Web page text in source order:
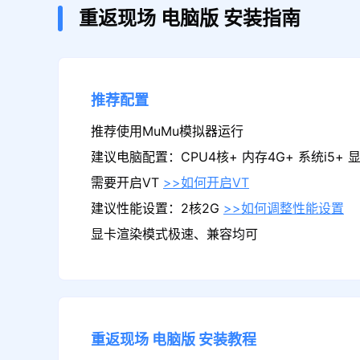
重返现场 电脑版 安装指南
推荐配置
推荐使用MuMu模拟器运行
建议电脑配置：CPU4核+ 内存4G+ 系统i5+
需要开启VT >>如何开启VT
建议性能设置：2核2G >>如何调整性能设置
显卡渲染模式极速、兼容均可
重返现场 电脑版 安装教程